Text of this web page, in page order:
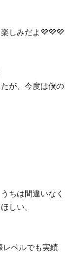
しみだよ💜💜💜
が、今度は僕の
ちは間違いなく
しい。
レベルでも実績